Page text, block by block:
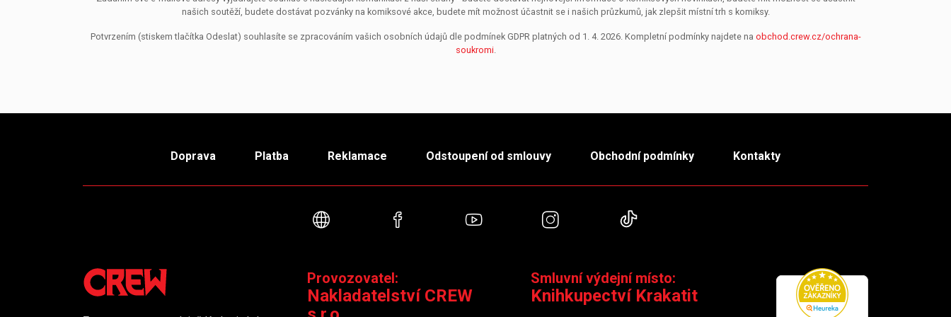
našich soutěží, budete dostávat pozvánky na komiksové akce, budete mít možnost účastnit se i našich průzkumů, jak zlepšit místní trh s komiksy.
Potvrzením (stiskem tlačítka Odeslat) souhlasíte se zpracováním vašich osobních údajů dle podmínek GDPR platných od 1. 4. 2026. Kompletní podmínky najdete na obchod.crew.cz/ochrana-
soukromi.
Doprava Platba Reklamace Odstoupení od smlouvy Obchodní podmínky Kontakty
Webové stránkyFacebookYouTube Instagram
Provozovatel:
Nakladatelství CREW
Smluvní výdejní místo:
Knihkupectví Krakatit